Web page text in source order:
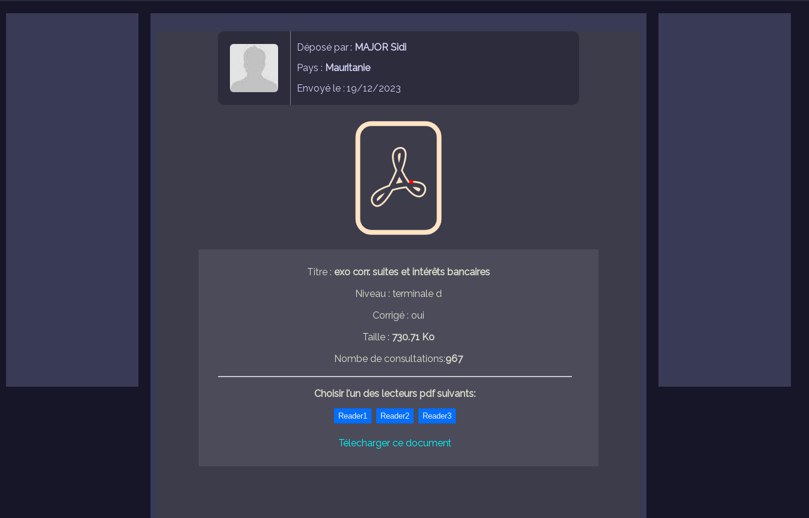
Déposé par : MAJOR Sidi
Pays : Mauritanie
Envoyé le : 19/12/2023
Titre : exo corr. suites et intérêts bancaires
Niveau : terminale d
Corrigé : oui
Taille : 730.71 Ko
Nombe de consultations:967
Choisir l'un des lecteurs pdf suivants:
Télecharger ce document